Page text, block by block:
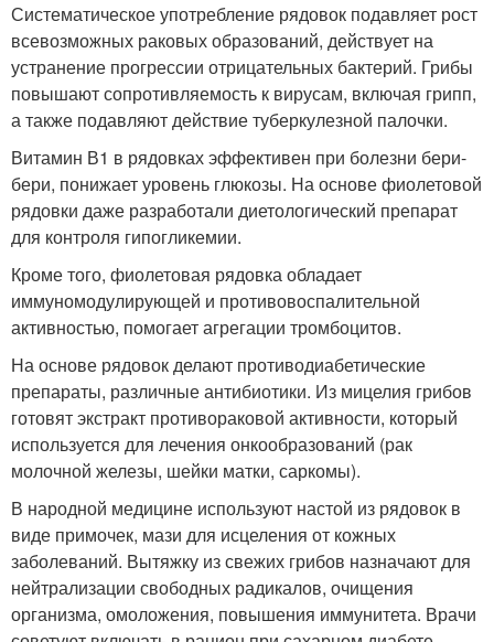
Систематическое употребление рядовок подавляет рост
всевозможных раковых образований, действует на
устранение прогрессии отрицательных бактерий. Грибы
повышают сопротивляемость к вирусам, включая грипп,
а также подавляют действие туберкулезной палочки.
Витамин В1 в рядовках эффективен при болезни бери-
бери, понижает уровень глюкозы. На основе фиолетовой
рядовки даже разработали диетологический препарат
для контроля гипогликемии.
Кроме того, фиолетовая рядовка обладает
иммуномодулирующей и противовоспалительной
активностью, помогает агрегации тромбоцитов.
На основе рядовок делают противодиабетические
препараты, различные антибиотики. Из мицелия грибов
готовят экстракт противораковой активности, который
используется для лечения онкообразований (рак
молочной железы, шейки матки, саркомы).
В народной медицине используют настой из рядовок в
виде примочек, мази для исцеления от кожных
заболеваний. Вытяжку из свежих грибов назначают для
нейтрализации свободных радикалов, очищения
организма, омоложения, повышения иммунитета. Врачи